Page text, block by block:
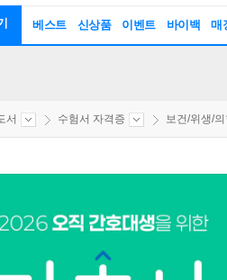
베스트 신상품 이벤트 바이백 매
서 수험서 자격증 보건/위생/